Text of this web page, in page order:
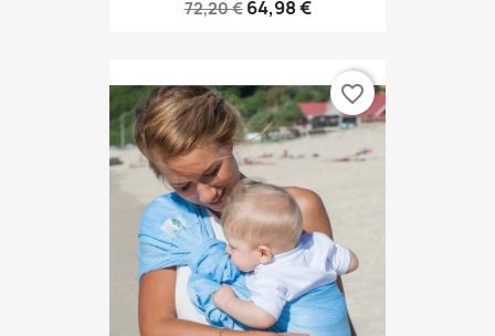
72,20 € 64,98 €
favorite_border